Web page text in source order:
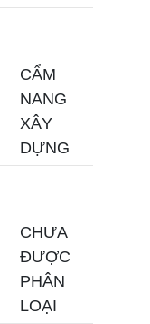
CẨM
NANG
XÂY
DỰNG
CHƯA
ĐƯỢC
PHÂN
LOẠI